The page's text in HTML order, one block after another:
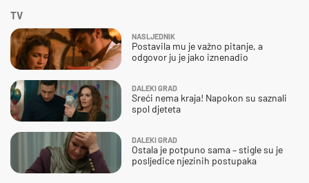
TV
NASLJEDNIK
Postavila mu je važno pitanje, a
odgovor ju je jako iznenadio
DALEKI GRAD
Sreći nema kraja! Napokon su saznali
spol djeteta
DALEKI GRAD
Ostala je potpuno sama – stigle su je
posljedice njezinih postupaka